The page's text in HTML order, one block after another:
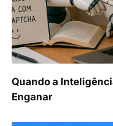
Quando a
Enganar